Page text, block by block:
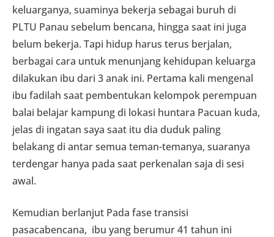
keluarganya, suaminya bekerja sebagai buruh di
PLTU Panau sebelum bencana, hingga saat ini juga
belum bekerja. Tapi hidup harus terus berjalan,
berbagai cara untuk menunjang kehidupan keluarga
dilakukan ibu dari 3 anak ini. Pertama kali mengenal
ibu fadilah saat pembentukan kelompok perempuan
balai belajar kampung di lokasi huntara Pacuan kuda,
jelas di ingatan saya saat itu dia duduk paling
belakang di antar semua teman-temanya, suaranya
terdengar hanya pada saat perkenalan saja di sesi
awal.
Kemudian berlanjut Pada fase transisi
pasacabencana, ibu yang berumur 41 tahun ini